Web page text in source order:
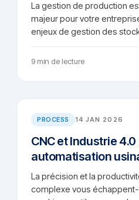
La gestion de production
majeur pour votre
enjeux de gestion des
9 min de lecture
PROCESS 14 JAN 2026
CNC et Industrie
automatisation
La précision et la
complexe vous